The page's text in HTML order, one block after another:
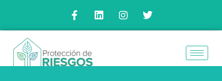
contenido
F
a
c
b
o
o
L
i
n
i
I
n
s
r
T
w
i
r